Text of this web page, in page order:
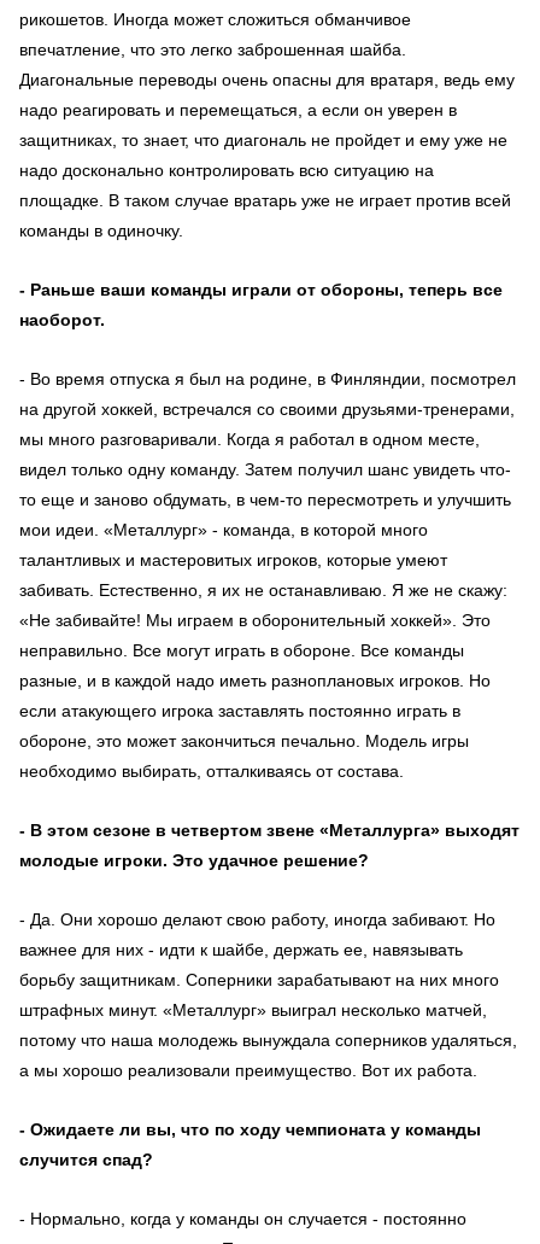
рикошетов. Иногда может сложиться обманчивое
впечатление, что это легко заброшенная шайба.
Диагональные переводы очень опасны для вратаря, ведь ему
надо реагировать и перемещаться, а если он уверен в
защитниках, то знает, что диагональ не пройдет и ему уже не
надо досконально контролировать всю ситуацию на
площадке. В таком случае вратарь уже не играет против всей
команды в одиночку.
- Раньше ваши команды играли от обороны, теперь все
наоборот.
- Во время отпуска я был на родине, в Финляндии, посмотрел
на другой хоккей, встречался со своими друзьями-тренерами,
мы много разговаривали. Когда я работал в одном месте,
видел только одну команду. Затем получил шанс увидеть что-
то еще и заново обдумать, в чем-то пересмотреть и улучшить
мои идеи. «Металлург» - команда, в которой много
талантливых и мастеровитых игроков, которые умеют
забивать. Естественно, я их не останавливаю. Я же не скажу:
«Не забивайте! Мы играем в оборонительный хоккей». Это
неправильно. Все могут играть в обороне. Все команды
разные, и в каждой надо иметь разноплановых игроков. Но
если атакующего игрока заставлять постоянно играть в
обороне, это может закончиться печально. Модель игры
необходимо выбирать, отталкиваясь от состава.
- В этом сезоне в четвертом звене «Металлурга» выходят
молодые игроки. Это удачное решение?
- Да. Они хорошо делают свою работу, иногда забивают. Но
важнее для них - идти к шайбе, держать ее, навязывать
борьбу защитникам. Соперники зарабатывают на них много
штрафных минут. «Металлург» выиграл несколько матчей,
потому что наша молодежь вынуждала соперников удаляться,
а мы хорошо реализовали преимущество. Вот их работа.
- Ожидаете ли вы, что по ходу чемпионата у команды
случится спад?
- Нормально, когда у команды он случается - постоянно